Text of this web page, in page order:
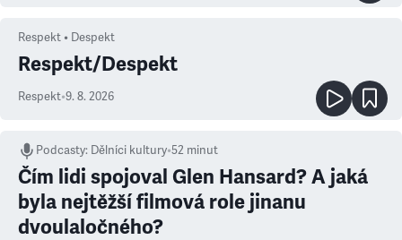
Respekt • Despekt
Respekt/Despekt
Respekt•9. 8. 2026
Podcasty: Dělníci kultury•52 minut
Čím lidi spojoval Glen Hansard? A jaká
byla nejtěžší filmová role jinanu
dvoulaločného?